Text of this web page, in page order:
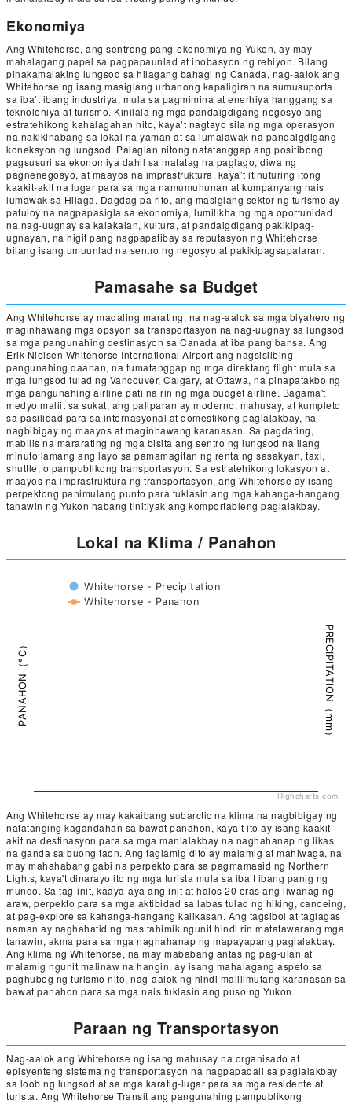
Ekonomiya
Ang Whitehorse, ang sentrong pang-ekonomiya ng Yukon, ay may
mahalagang papel sa pagpapaunlad at inobasyon ng rehiyon. Bilang
pinakamalaking lungsod sa hilagang bahagi ng Canada, nag-aalok ang
Whitehorse ng isang masiglang urbanong kapaligiran na sumusuporta
sa iba’t ibang industriya, mula sa pagmimina at enerhiya hanggang sa
teknolohiya at turismo. Kinilala ng mga pandaigdigang negosyo ang
estratehikong kahalagahan nito, kaya’t nagtayo sila ng mga operasyon
na nakikinabang sa lokal na yaman at sa lumalawak na pandaigdigang
koneksyon ng lungsod. Palagian nitong natatanggap ang positibong
pagsusuri sa ekonomiya dahil sa matatag na paglago, diwa ng
pagnenegosyo, at maayos na imprastruktura, kaya’t itinuturing itong
kaakit-akit na lugar para sa mga namumuhunan at kumpanyang nais
lumawak sa Hilaga. Dagdag pa rito, ang masiglang sektor ng turismo ay
patuloy na nagpapasigla sa ekonomiya, lumilikha ng mga oportunidad
na nag-uugnay sa kalakalan, kultura, at pandaigdigang pakikipag-
ugnayan, na higit pang nagpapatibay sa reputasyon ng Whitehorse
bilang isang umuunlad na sentro ng negosyo at pakikipagsapalaran.
Pamasahe sa Budget
Ang Whitehorse ay madaling marating, na nag-aalok sa mga biyahero ng
maginhawang mga opsyon sa transportasyon na nag-uugnay sa lungsod
sa mga pangunahing destinasyon sa Canada at iba pang bansa. Ang
Erik Nielsen Whitehorse International Airport ang nagsisilbing
pangunahing daanan, na tumatanggap ng mga direktang flight mula sa
mga lungsod tulad ng Vancouver, Calgary, at Ottawa, na pinapatakbo ng
mga pangunahing airline pati na rin ng mga budget airline. Bagama't
medyo maliit sa sukat, ang paliparan ay moderno, mahusay, at kumpleto
sa pasilidad para sa internasyonal at domestikong paglalakbay, na
nagbibigay ng maayos at maginhawang karanasan. Sa pagdating,
mabilis na mararating ng mga bisita ang sentro ng lungsod na ilang
minuto lamang ang layo sa pamamagitan ng renta ng sasakyan, taxi,
shuttle, o pampublikong transportasyon. Sa estratehikong lokasyon at
maayos na imprastruktura ng transportasyon, ang Whitehorse ay isang
perpektong panimulang punto para tuklasin ang mga kahanga-hangang
tanawin ng Yukon habang tinitiyak ang komportableng paglalakbay.
Lokal na Klima / Panahon
PANAHON（°C） PRECIPITATION（mm）
Whitehorse - Precipitation
Whitehorse - Panahon
Highcharts.com
Ang Whitehorse ay may kakaibang subarctic na klima na nagbibigay ng
natatanging kagandahan sa bawat panahon, kaya’t ito ay isang kaakit-
akit na destinasyon para sa mga manlalakbay na naghahanap ng likas
na ganda sa buong taon. Ang taglamig dito ay malamig at mahiwaga, na
may mahahabang gabi na perpekto para sa pagmamasid ng Northern
Lights, kaya't dinarayo ito ng mga turista mula sa iba’t ibang panig ng
mundo. Sa tag-init, kaaya-aya ang init at halos 20 oras ang liwanag ng
araw, perpekto para sa mga aktibidad sa labas tulad ng hiking, canoeing,
at pag-explore sa kahanga-hangang kalikasan. Ang tagsibol at taglagas
naman ay naghahatid ng mas tahimik ngunit hindi rin matatawarang mga
tanawin, akma para sa mga naghahanap ng mapayapang paglalakbay.
Ang klima ng Whitehorse, na may mababang antas ng pag-ulan at
malamig ngunit malinaw na hangin, ay isang mahalagang aspeto sa
paghubog ng turismo nito, nag-aalok ng hindi malilimutang karanasan sa
bawat panahon para sa mga nais tuklasin ang puso ng Yukon.
Paraan ng Transportasyon
Nag-aalok ang Whitehorse ng isang mahusay na organisado at
episyenteng sistema ng transportasyon na nagpapadali sa paglalakbay
sa loob ng lungsod at sa mga karatig-lugar para sa mga residente at
turista. Ang Whitehorse Transit ang pangunahing pampublikong